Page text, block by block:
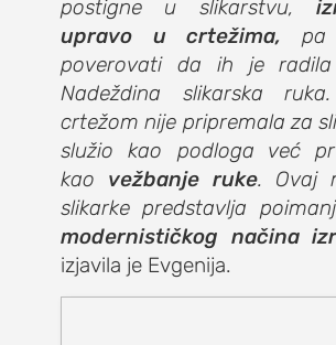
postigne u slikarstvu,
upravo u crtežima, pa
poverovati da ih je
Nadeždina slikarska
crtežom nije pripremala za
služio kao podloga već
kao vežbanje ruke. Ovaj
slikarke predstavlja
modernističkog načina
izjavila je Evgenija.